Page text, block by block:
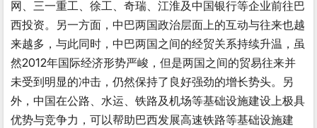
网、三一重工、徐工、奇瑞、江淮及中国银行等企业前往巴
西投资。另一方面，中巴两国政治层面上的互动与往来也越
来越多，与此同时，中巴两国之间的经贸关系持续升温，虽
然2012年国际经济形势严峻，但是两国之间的贸易往来并
未受到明显的冲击，仍然保持了良好强劲的增长势头。另
外，中国在公路、水运、铁路及机场等基础设施建设上极具
优势与竞争力，可以帮助巴西发展高速铁路等基础设施建